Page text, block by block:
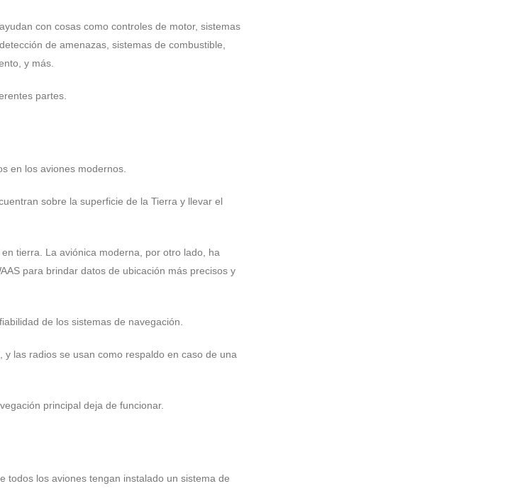
con cosas como controles de motor, sistemas
de amenazas, sistemas de combustible,
y más.
partes.
en los aviones modernos.
sobre la superficie de la Tierra y llevar el
tierra. La aviónica moderna, por otro lado, ha
para brindar datos de ubicación más precisos y
de los sistemas de navegación.
las radios se usan como respaldo en caso de una
principal deja de funcionar.
todos los aviones tengan instalado un sistema de